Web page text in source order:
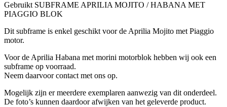
Gebruikt SUBFRAME APRILIA MOJITO / HABANA MET
PIAGGIO BLOK
Dit subframe is enkel geschikt voor de Aprilia Mojito met Piaggio
motor.
Voor de Aprilia Habana met morini motorblok hebben wij ook een
subframe op voorraad.
Neem daarvoor contact met ons op.
Mogelijk zijn er meerdere exemplaren aanwezig van dit onderdeel.
De foto’s kunnen daardoor afwijken van het geleverde product.